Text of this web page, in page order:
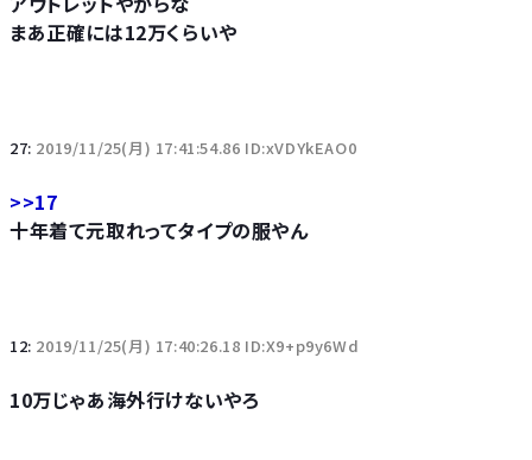
まあ正確には12万くらいや
27: 2019/11/25(月) 17:41:54.86 ID:xVDYkEAO0
>>17
十年着て元取れってタイプの服やん
12: 2019/11/25(月) 17:40:26.18 ID:X9+p9y6Wd
10万じゃあ海外行けないやろ